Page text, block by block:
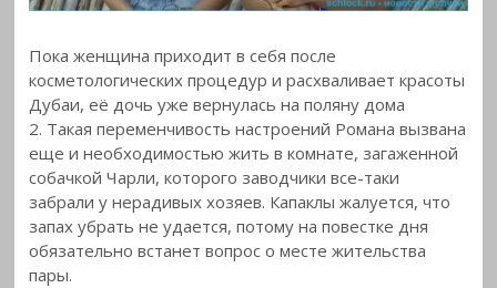
Пока женщина приходит в себя после
косметологических процедур и расхваливает красоты
Дубаи, её дочь уже вернулась на поляну дома
2. Такая переменчивость настроений Романа вызвана
еще и необходимостью жить в комнате, загаженной
собачкой Чарли, которого заводчики все-таки
забрали у нерадивых хозяев. Капаклы жалуется, что
запах убрать не удается, потому на повестке дня
обязательно встанет вопрос о месте жительства
пары.